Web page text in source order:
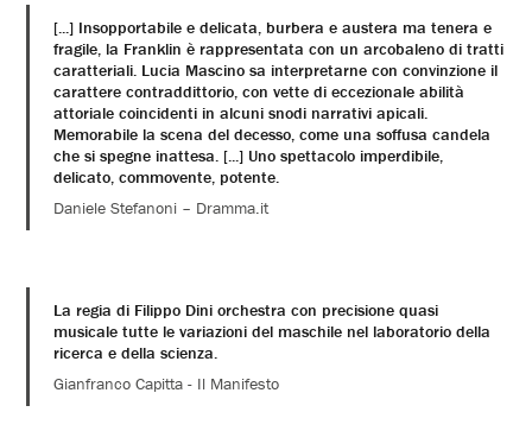
[...] Insopportabile e delicata, burbera e austera ma tenera e
fragile, la Franklin è rappresentata con un arcobaleno di tratti
caratteriali. Lucia Mascino sa interpretarne con convinzione il
carattere contraddittorio, con vette di eccezionale abilità
attoriale coincidenti in alcuni snodi narrativi apicali.
Memorabile la scena del decesso, come una soffusa candela
che si spegne inattesa. [...] Uno spettacolo imperdibile,
delicato, commovente, potente.
Daniele Stefanoni – Dramma.it
La regia di Filippo Dini orchestra con precisione quasi
musicale tutte le variazioni del maschile nel laboratorio della
ricerca e della scienza.
Gianfranco Capitta - Il Manifesto